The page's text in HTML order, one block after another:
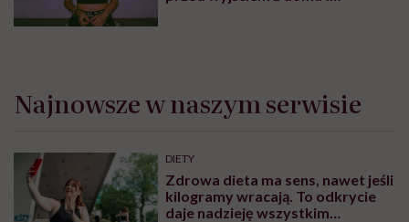
Najnowsze w naszym serwisie
DIETY
Zdrowa dieta ma sens, nawet jeśli
kilogramy wracają. To odkrycie
daje nadzieję wszystkim